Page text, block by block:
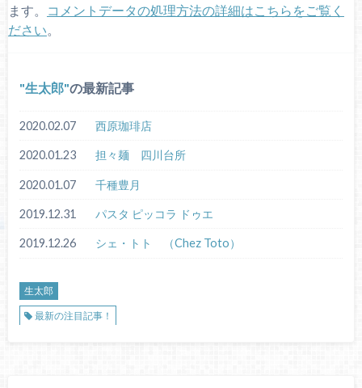
ます。
コメントデータの処理方法の詳細はこちらをご覧く
ださい。
生太郎 の最新記事
2020.02.07 西原珈琲店
2020.01.23 担々麺 四川台所
2020.01.07 千種豊月
2019.12.31 パスタ ピッコラ ドゥエ
2019.12.26 シェ・トト （Chez Toto）
生太郎
最新の注目記事！